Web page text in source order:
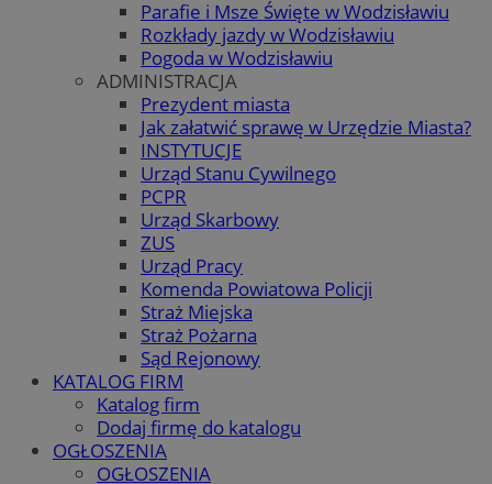
Parafie i Msze Święte w Wodzisławiu
Rozkłady jazdy w Wodzisławiu
Pogoda w Wodzisławiu
ADMINISTRACJA
Prezydent miasta
Jak załatwić sprawę w Urzędzie Miasta?
INSTYTUCJE
Urząd Stanu Cywilnego
PCPR
Urząd Skarbowy
ZUS
Urząd Pracy
Komenda Powiatowa Policji
Straż Miejska
Straż Pożarna
Sąd Rejonowy
KATALOG FIRM
Katalog firm
Dodaj firmę do katalogu
OGŁOSZENIA
OGŁOSZENIA